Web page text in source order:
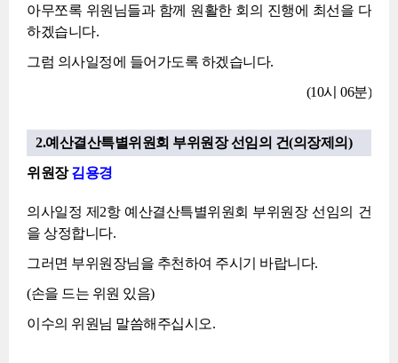
아무쪼록 위원님들과 함께 원활한 회의 진행에 최선을 다
하겠습니다.
그럼 의사일정에 들어가도록 하겠습니다.
(10시 06분)
2.예산결산특별위원회 부위원장 선임의 건(의장제의)
위원장김용경
의사일정 제2항 예산결산특별위원회 부위원장 선임의 건
을 상정합니다.
그러면 부위원장님을 추천하여 주시기 바랍니다.
(손을 드는 위원 있음)
이수의 위원님 말씀해주십시오.